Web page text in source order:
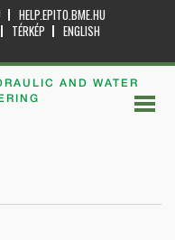
HELP.EPITO.BME.HU
TÉRKÉP
ENGLISH
AND WATER